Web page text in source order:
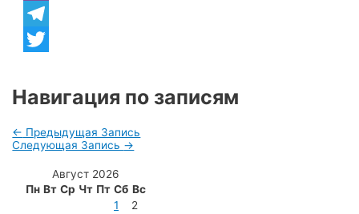
Viber
Telegram
Навигация по записям
← Предыдущая Запись
Следующая Запись →
Август 2026
Пн Вт Ср Чт Пт Сб Вс
1
2